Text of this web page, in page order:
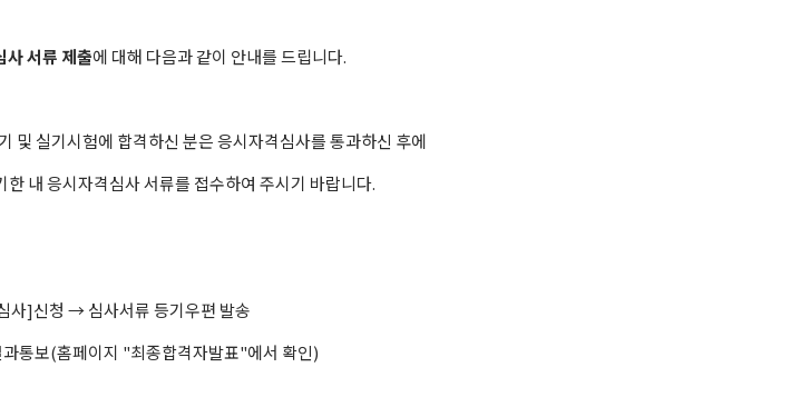
사 서류 제출에 대해 다음과 같이 안내를 드립니다.
및 실기시험에 합격하신 분은 응시자격심사를 통과하신 후에
한 내 응시자격심사 서류를 접수하여 주시기 바랍니다.
]신청 → 심사서류 등기우편 발송
보(홈페이지 "최종합격자발표"에서 확인)